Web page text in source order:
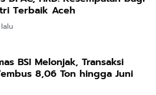
Terbaik Aceh
BSI Melonjak, Transaksi
8,06 Ton hingga Juni